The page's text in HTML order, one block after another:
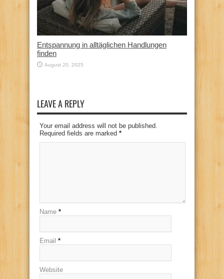
Entspannung in alltäglichen Handlungen
finden
August 20, 2025
LEAVE A REPLY
Your email address will not be published.
Required fields are marked *
Name *
Email *
Website